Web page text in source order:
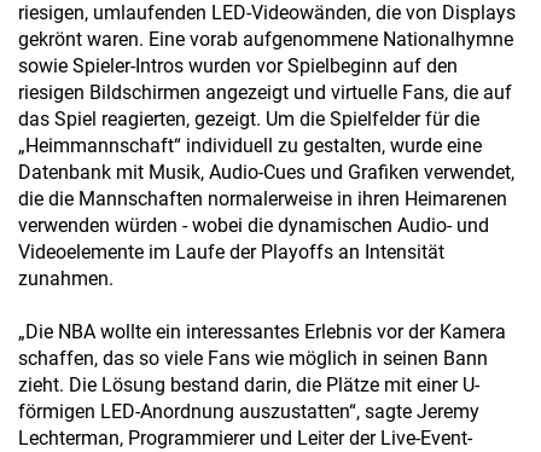
riesigen, umlaufenden LED-Videowänden, die von Displays
gekrönt waren. Eine vorab aufgenommene Nationalhymne
sowie Spieler-Intros wurden vor Spielbeginn auf den
riesigen Bildschirmen angezeigt und virtuelle Fans, die auf
das Spiel reagierten, gezeigt. Um die Spielfelder für die
„Heimmannschaft“ individuell zu gestalten, wurde eine
Datenbank mit Musik, Audio-Cues und Grafiken verwendet,
die die Mannschaften normalerweise in ihren Heimarenen
verwenden würden - wobei die dynamischen Audio- und
Videoelemente im Laufe der Playoffs an Intensität
zunahmen.
„Die NBA wollte ein interessantes Erlebnis vor der Kamera
schaffen, das so viele Fans wie möglich in seinen Bann
zieht. Die Lösung bestand darin, die Plätze mit einer U-
förmigen LED-Anordnung auszustatten“, sagte Jeremy
Lechterman, Programmierer und Leiter der Live-Event-